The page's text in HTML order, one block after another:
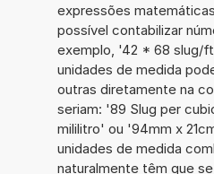
expressões
possível contabilizar
exemplo, '42 * 68 slug/
unidades de medida
outras diretamente na
seriam: '89 Slug per
mililitro' ou '94mm x
unidades de medida
naturalmente têm que